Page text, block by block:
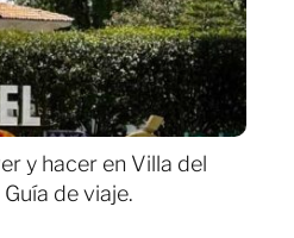
y hacer en Villa del
de viaje.